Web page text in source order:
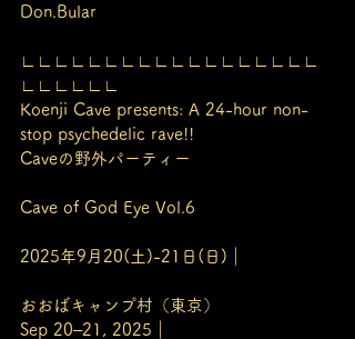
Don.Bular
∟∟∟∟∟∟∟∟∟∟∟∟∟∟∟∟∟∟
∟∟∟∟∟∟
Koenji Cave presents: A 24-hour non-
stop psychedelic rave!!
Caveの野外パーティー
Cave of God Eye Vol.6
2025年9月20(土)-21日(日)｜
おおばキャンプ村（東京）
Sep 20–21, 2025｜